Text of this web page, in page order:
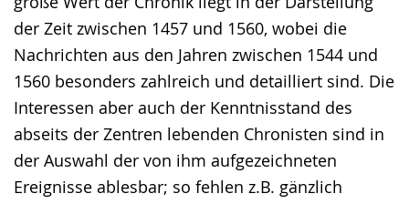
der Zeit zwischen 1457 und 1560, wobei die
Nachrichten aus den Jahren zwischen 1544 und
1560 besonders zahlreich und detailliert sind. Die
Interessen aber auch der Kenntnisstand des
abseits der Zentren lebenden Chronisten sind in
der Auswahl der von ihm aufgezeichneten
Ereignisse ablesbar; so fehlen z.B. gänzlich